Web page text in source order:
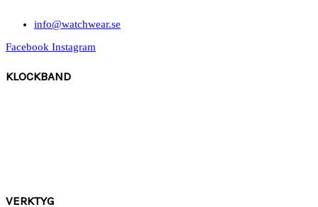
info@watchwear.se
Facebook Instagram
KLOCKBAND
VERKTYG